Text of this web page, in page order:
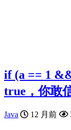
if (a == 1
true，你敢
Java 12 月前